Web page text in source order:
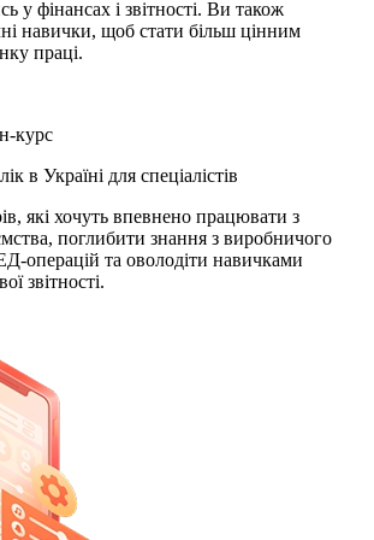
у фінансах і звітності. Ви також
навички, щоб стати більш цінним
праці.
курс
в Україні для спеціалістів
які хочуть впевнено працювати з
поглибити знання з виробничого
операцій та оволодіти навичками
звітності.